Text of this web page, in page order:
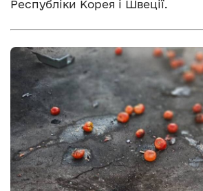
Республіки Корея і Швеції.